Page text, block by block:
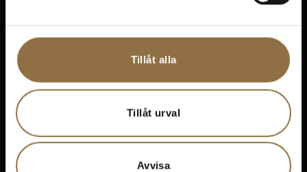
Tillåt alla
Tillåt urval
Avvisa